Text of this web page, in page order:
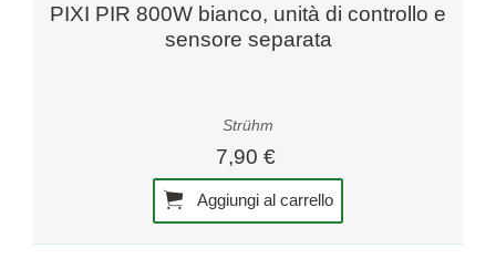
PIXI PIR 800W bianco, unità di controllo e
sensore separata
Strühm
7,90 €
Aggiungi al carrello